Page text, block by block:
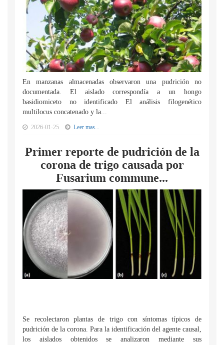
En manzanas almacenadas observaron una pudrición no
documentada. El aislado correspondía a un hongo
basidiomiceto no identificado El análisis filogenético
multilocus concatenado y la...
2026-01-25 Leer mas...
Primer reporte de pudrición de la
corona de trigo causada por
Fusarium commune...
Se recolectaron plantas de trigo con síntomas típicos de
pudrición de la corona. Para la identificación del agente causal,
los aislados obtenidos se analizaron mediante sus